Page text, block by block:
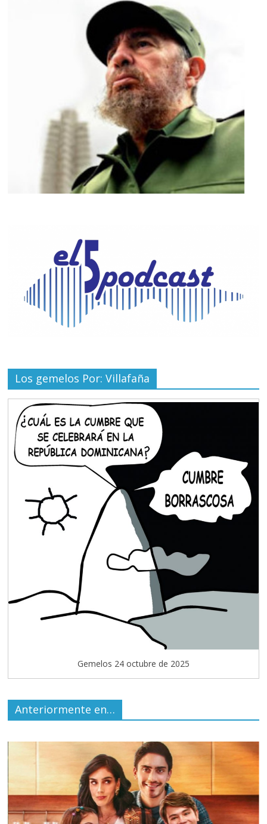
Los gemelos Por: Villafaña
Gemelos 24 octubre de 2025
Anteriormente en…